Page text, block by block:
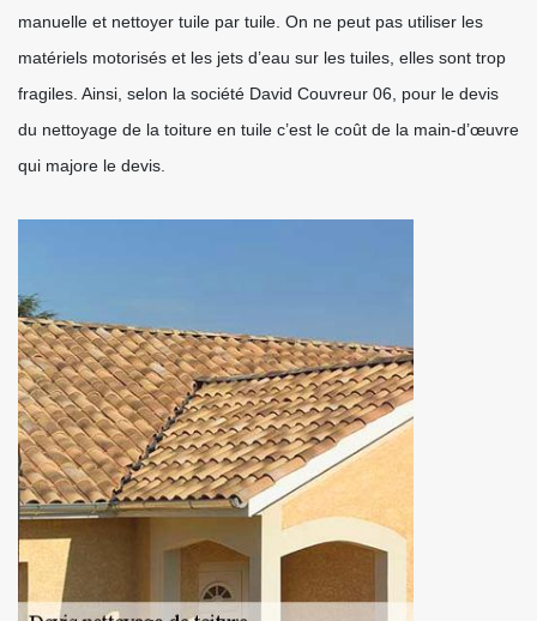
manuelle et nettoyer tuile par tuile. On ne peut pas utiliser les
matériels motorisés et les jets d’eau sur les tuiles, elles sont trop
fragiles. Ainsi, selon la société David Couvreur 06, pour le devis
du nettoyage de la toiture en tuile c’est le coût de la main-d’œuvre
qui majore le devis.